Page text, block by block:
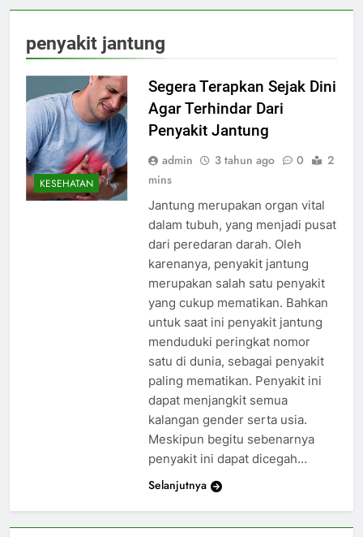
penyakit jantung
KESEHATAN
Segera Terapkan Sejak Dini
Agar Terhindar Dari
Penyakit Jantung
admin 3 tahun ago 0
2
mins
Jantung merupakan organ vital
dalam tubuh, yang menjadi pusat
dari peredaran darah. Oleh
karenanya, penyakit jantung
merupakan salah satu penyakit
yang cukup mematikan. Bahkan
untuk saat ini penyakit jantung
menduduki peringkat nomor
satu di dunia, sebagai penyakit
paling mematikan. Penyakit ini
dapat menjangkit semua
kalangan gender serta usia.
Meskipun begitu sebenarnya
penyakit ini dapat dicegah…
Selanjutnya